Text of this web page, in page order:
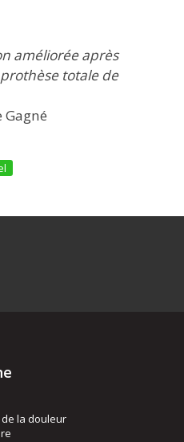
améliorée après
totale de
Gagné
la douleur